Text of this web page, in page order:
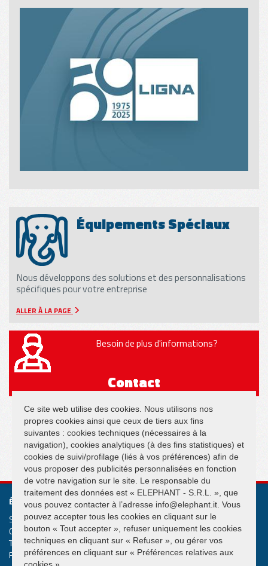
Équipements Spéciaux
Nous développons des solutions et des personnalisations
spécifiques pour votre entreprise
ALLER À LA PAGE
Besoin de plus d'informations?
Contact
SUIVEZ NOUS SUR
ÉLÉPHANT S.R.L.
Systèmes de levage et de manutention Grues suspendues
Cap. Soc. € 50.000,00
T.V.A. IT02013590407
R.e.a. Rimini n. 233980
Ce site web utilise des cookies. Nous utilisons nos
propres cookies ainsi que ceux de tiers aux fins
suivantes : cookies techniques (nécessaires à la
navigation), cookies analytiques (à des fins statistiques) et
cookies de suivi/profilage (liés à vos préférences) afin de
vous proposer des publicités personnalisées en fonction
de votre navigation sur le site. Le responsable du
traitement des données est « ELEPHANT - S.R.L. », que
vous pouvez contacter à l’adresse info@elephant.it. Vous
pouvez accepter tous les cookies en cliquant sur le
bouton « Tout accepter », refuser uniquement les cookies
techniques en cliquant sur « Refuser », ou gérer vos
préférences en cliquant sur « Préférences relatives aux